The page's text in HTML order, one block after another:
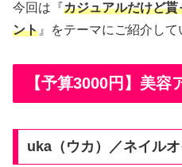
今回は『カジュアルだけど
ント 』をテーマにご紹介して
【予算3000円】美容
uka（ウカ）／ネイル